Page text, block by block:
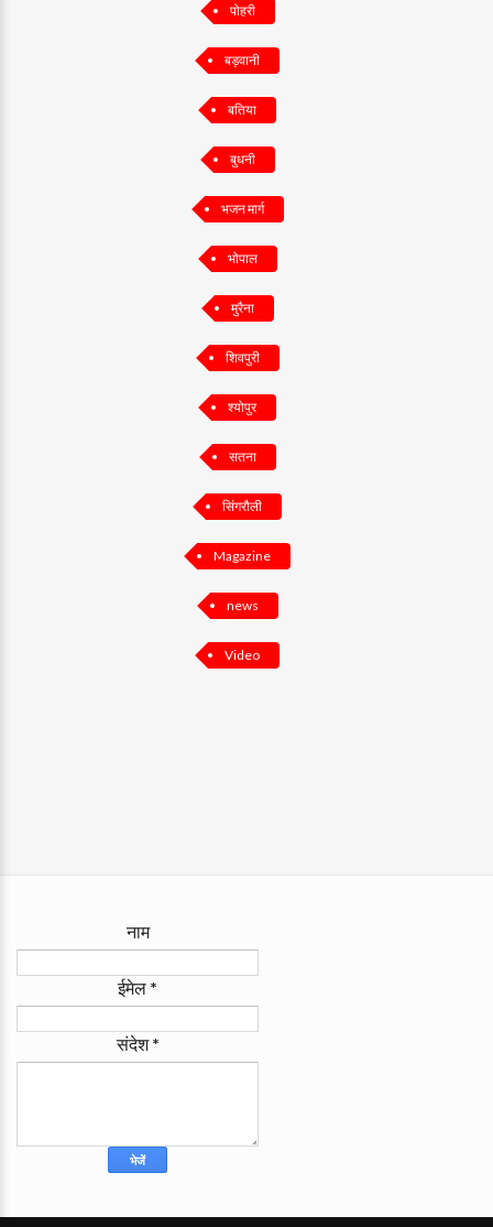
पोहरी
बड़वानी
बतिया
बुधनी
भजन मार्ग
भोपाल
मुरैना
शिवपुरी
श्योपुर
सतना
सिंगरौली
Magazine
news
Video
नाम
ईमेल *
संदेश*